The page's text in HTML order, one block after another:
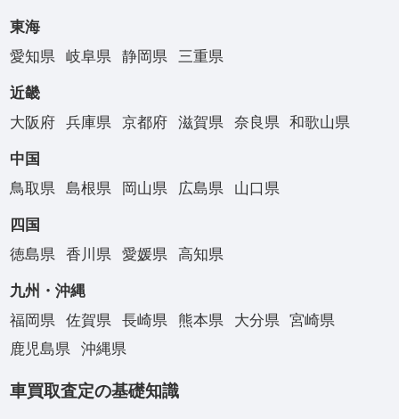
東海
愛知県
岐阜県 静岡県 三重県
近畿
大阪府
兵庫県 京都府 滋賀県 奈良県 和歌山県
中国
鳥取県
島根県 岡山県 広島県 山口県
四国
徳島県
香川県 愛媛県 高知県
九州・沖縄
福岡県
佐賀県 長崎県 熊本県 大分県
宮崎県
鹿児島県
沖縄県
車買取査定の基礎知識